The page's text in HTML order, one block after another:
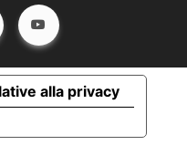
alla privacy